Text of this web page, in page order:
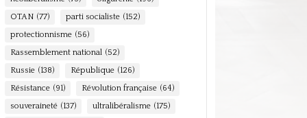
OTAN (77) parti socialiste (152)
protectionnisme (56)
Rassemblement national (52)
Russie (138) République (126)
Résistance (91) Révolution française (64)
souveraineté (137) ultralibéralisme (175)